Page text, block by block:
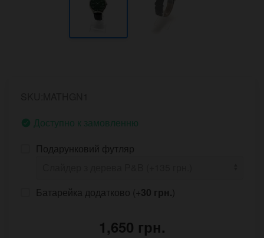
Доступно к замовленню
Подарунковий футляр
Батарейка додатково (+30 грн.)
1,650 грн.